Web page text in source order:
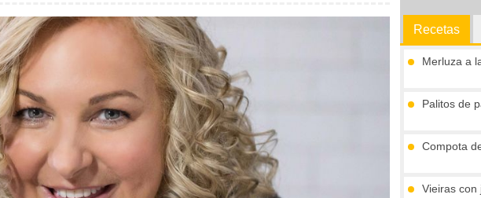
Recetas
Merluza a
Palitos de
Compota
Vieiras con